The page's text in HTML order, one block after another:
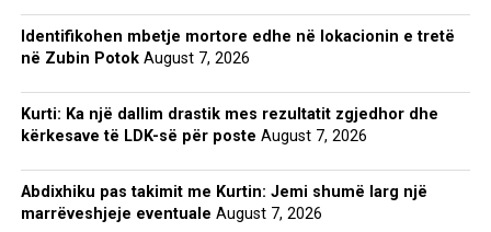
Identifikohen mbetje mortore edhe në lokacionin e tretë
në Zubin Potok August 7, 2026
Kurti: Ka një dallim drastik mes rezultatit zgjedhor dhe
kërkesave të LDK-së për poste August 7, 2026
Abdixhiku pas takimit me Kurtin: Jemi shumë larg një
marrëveshjeje eventuale August 7, 2026